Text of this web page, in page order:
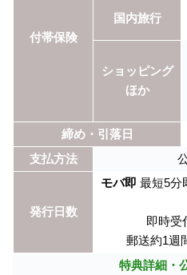
付帯保険
国内旅行
ショッピング
ほか
締め・引落日
支払方法
発行日数
モバ即 最短5分
即時受
郵送約1週
特典詳細・